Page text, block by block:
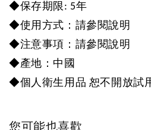
◆保存期限 : 5年
◆使用方式：請參閱說明
◆注意事項：請參閱說明
◆產地：中國
◆個人衛生用品 恕不開放試
您可能也喜歡